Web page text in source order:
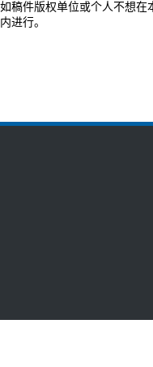
如稿件版权单位或个人不想在
内进行。